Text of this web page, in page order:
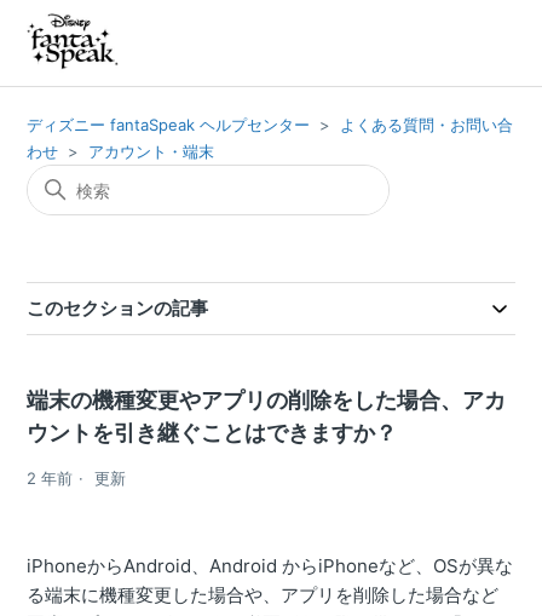
ディズニー fantaSpeak ヘルプセンター
よくある質問・お問い合
わせ
アカウント・端末
このセクションの記事
端末の機種変更やアプリの削除をした場合、アカ
ウントを引き継ぐことはできますか？
2 年前 更新
iPhoneからAndroid、Android からiPhoneなど、OSが異な
る端末に機種変更した場合や、アプリを削除した場合など